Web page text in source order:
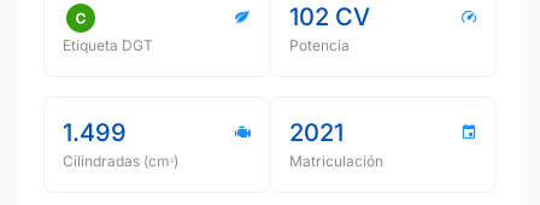
Etiqueta DGT
102 CV
Potencia
1.499
Cilindradas (cmᵌ)
2021
Matriculación